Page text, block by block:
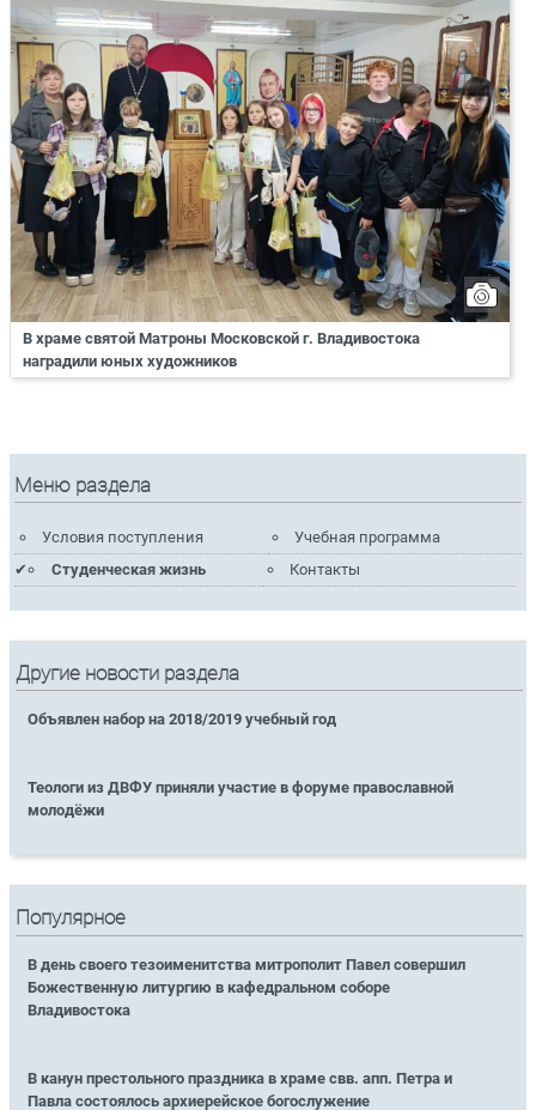
В храме святой Матроны Московской г. Владивостока
наградили юных художников
Меню раздела
Условия поступления
Учебная программа
Студенческая жизнь
Контакты
Другие новости раздела
Объявлен набор на 2018/2019 учебный год
Теологи из ДВФУ приняли участие в форуме православной
молодёжи
Популярное
В день своего тезоименитства митрополит Павел совершил
Божественную литургию в кафедральном соборе
Владивостока
В канун престольного праздника в храме свв. апп. Петра и
Павла состоялось архиерейское богослужение